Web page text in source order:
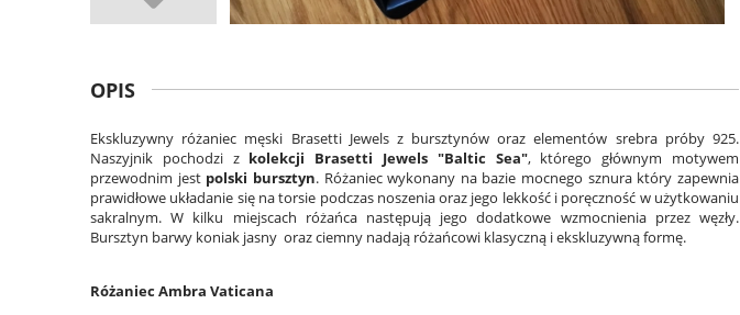
OPIS
Ekskluzywny różaniec męski Brasetti Jewels z bursztynów oraz elementów srebra próby 925.
Naszyjnik pochodzi z kolekcji Brasetti Jewels "Baltic Sea", którego głównym motywem
przewodnim jestpolski bursztyn. Różaniec wykonany na bazie mocnego sznura który zapewnia
prawidłowe układanie się na torsie podczas noszenia oraz jego lekkość i poręczność w użytkowaniu
sakralnym. W kilku miejscach różańca następują jego dodatkowe wzmocnienia przez węzły.
Bursztyn barwy koniak jasny oraz ciemny nadają różańcowi klasyczną i ekskluzywną formę.
Różaniec Ambra Vaticana